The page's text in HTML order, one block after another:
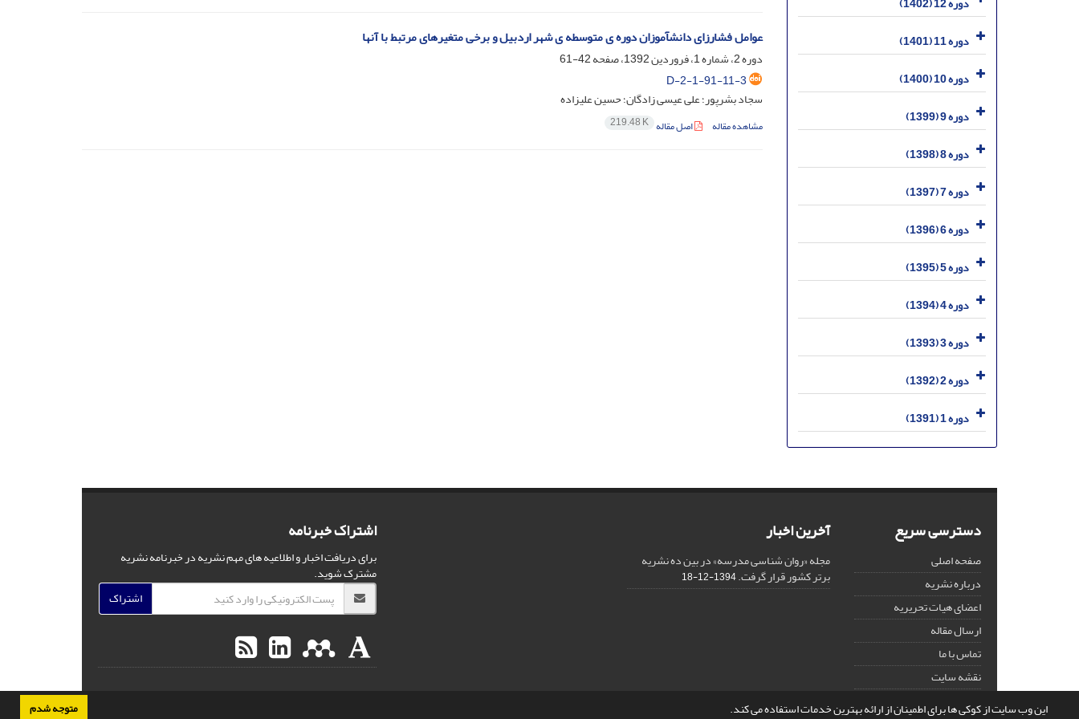
این وب سایت از کوکی ها برای اطمینان از ارائه بهترین خدمات استفاده می کند. متوجه شدم
عوامل فشارزای دانشآموزان دوره ی متوسطه ی شهر اردبیل و برخی متغیرهای مرتبط با آنها
دوره 2، شماره 1، فروردین 1392، صفحه
42-61
D-2-1-91-11-3
سجاد بشرپور؛ علی عیسی زادگان؛ حسین علیزاده
مشاهده مقاله اصل مقاله 219.48 K
دوره 11 (1401)
دوره 10 (1400)
دوره 9 (1399)
دوره 8 (1398)
دوره 7 (1397)
دوره 6 (1396)
دوره 5 (1395)
دوره 4 (1394)
دوره 3 (1393)
دوره 2 (1392)
دوره 1 (1391)
دسترسی سریع
صفحه اصلی
درباره نشریه
اعضای هیات تحریریه
ارسال مقاله
تماس با ما
نقشه سایت
آخرین اخبار
مجله «روان شناسی مدرسه» در بین ده نشریه
برتر کشور قرار گرفت.1394-12-18
اشتراک خبرنامه
برای دریافت اخبار و اطلاعیه های مهم نشریه در خبرنامه نشریه
مشترک شوید.
اشتراک